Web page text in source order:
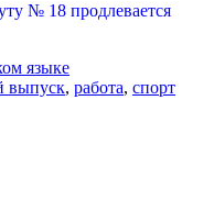
№ 18 продлевается
языке
выпуск, работа, спорт